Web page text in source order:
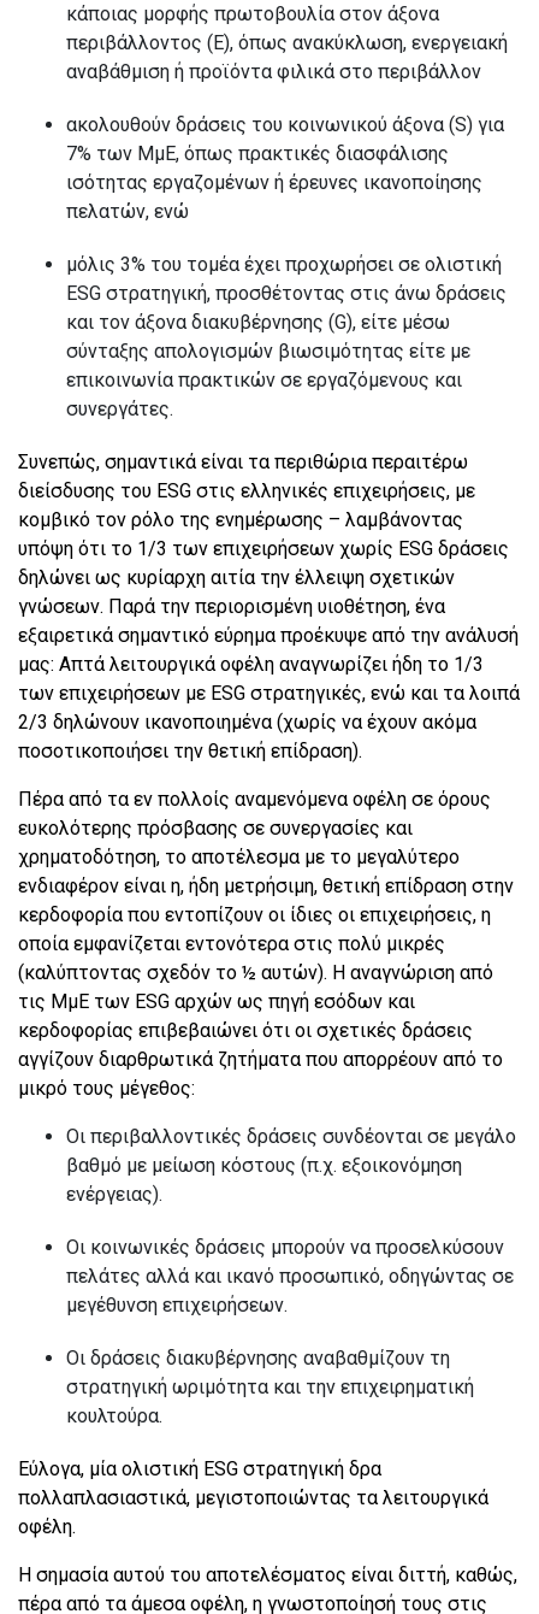
κάποιας μορφής πρωτοβουλία στον άξονα
περιβάλλοντος (Ε), όπως ανακύκλωση, ενεργειακή
αναβάθμιση ή προϊόντα φιλικά στο περιβάλλον
ακολουθούν δράσεις του κοινωνικού άξονα (S) για
7% των ΜμΕ, όπως πρακτικές διασφάλισης
ισότητας εργαζομένων ή έρευνες ικανοποίησης
πελατών, ενώ
μόλις 3% του τομέα έχει προχωρήσει σε ολιστική
ESG στρατηγική, προσθέτοντας στις άνω δράσεις
και τον άξονα διακυβέρνησης (G), είτε μέσω
σύνταξης απολογισμών βιωσιμότητας είτε με
επικοινωνία πρακτικών σε εργαζόμενους και
συνεργάτες.
Συνεπώς, σημαντικά είναι τα περιθώρια περαιτέρω
διείσδυσης του ESG στις ελληνικές επιχειρήσεις, με
κομβικό τον ρόλο της ενημέρωσης – λαμβάνοντας
υπόψη ότι το 1/3 των επιχειρήσεων χωρίς ESG δράσεις
δηλώνει ως κυρίαρχη αιτία την έλλειψη σχετικών
γνώσεων. Παρά την περιορισμένη υιοθέτηση, ένα
εξαιρετικά σημαντικό εύρημα προέκυψε από την ανάλυσή
μας: Απτά λειτουργικά οφέλη αναγνωρίζει ήδη το 1/3
των επιχειρήσεων με ESG στρατηγικές, ενώ και τα λοιπά
2/3 δηλώνουν ικανοποιημένα (χωρίς να έχουν ακόμα
ποσοτικοποιήσει την θετική επίδραση).
Πέρα από τα εν πολλοίς αναμενόμενα οφέλη σε όρους
ευκολότερης πρόσβασης σε συνεργασίες και
χρηματοδότηση, το αποτέλεσμα με το μεγαλύτερο
ενδιαφέρον είναι η, ήδη μετρήσιμη, θετική επίδραση στην
κερδοφορία που εντοπίζουν οι ίδιες οι επιχειρήσεις, η
οποία εμφανίζεται εντονότερα στις πολύ μικρές
(καλύπτοντας σχεδόν το ½ αυτών). Η αναγνώριση από
τις ΜμΕ των ESG αρχών ως πηγή εσόδων και
κερδοφορίας επιβεβαιώνει ότι οι σχετικές δράσεις
αγγίζουν διαρθρωτικά ζητήματα που απορρέουν από το
μικρό τους μέγεθος:
Οι περιβαλλοντικές δράσεις συνδέονται σε μεγάλο
βαθμό με μείωση κόστους (π.χ. εξοικονόμηση
ενέργειας).
Οι κοινωνικές δράσεις μπορούν να προσελκύσουν
πελάτες αλλά και ικανό προσωπικό, οδηγώντας σε
μεγέθυνση επιχειρήσεων.
Οι δράσεις διακυβέρνησης αναβαθμίζουν τη
στρατηγική ωριμότητα και την επιχειρηματική
κουλτούρα.
Εύλογα, μία ολιστική ESG στρατηγική δρα
πολλαπλασιαστικά, μεγιστοποιώντας τα λειτουργικά
οφέλη.
Η σημασία αυτού του αποτελέσματος είναι διττή, καθώς,
πέρα από τα άμεσα οφέλη, η γνωστοποίησή τους στις